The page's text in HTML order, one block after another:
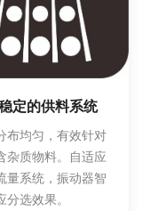
定的供料系统
布均匀，有效针对
杂质物料。自适应
量系统，振动器智
分选效果。